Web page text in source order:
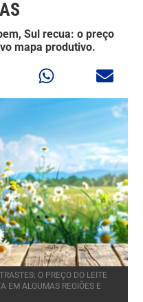
Sul recua: o preço
mapa produtivo.
O PREÇO DO LEITE
EM ALGUMAS REGIÕES E